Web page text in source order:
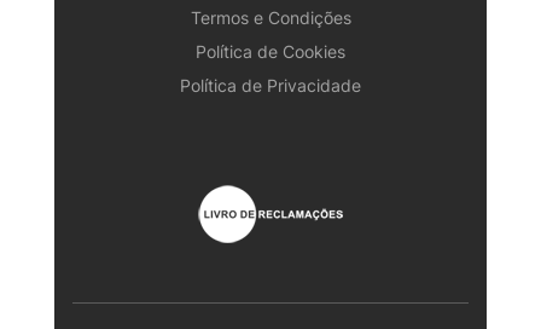
Termos e Condições
Política de Cookies
Política de Privacidade